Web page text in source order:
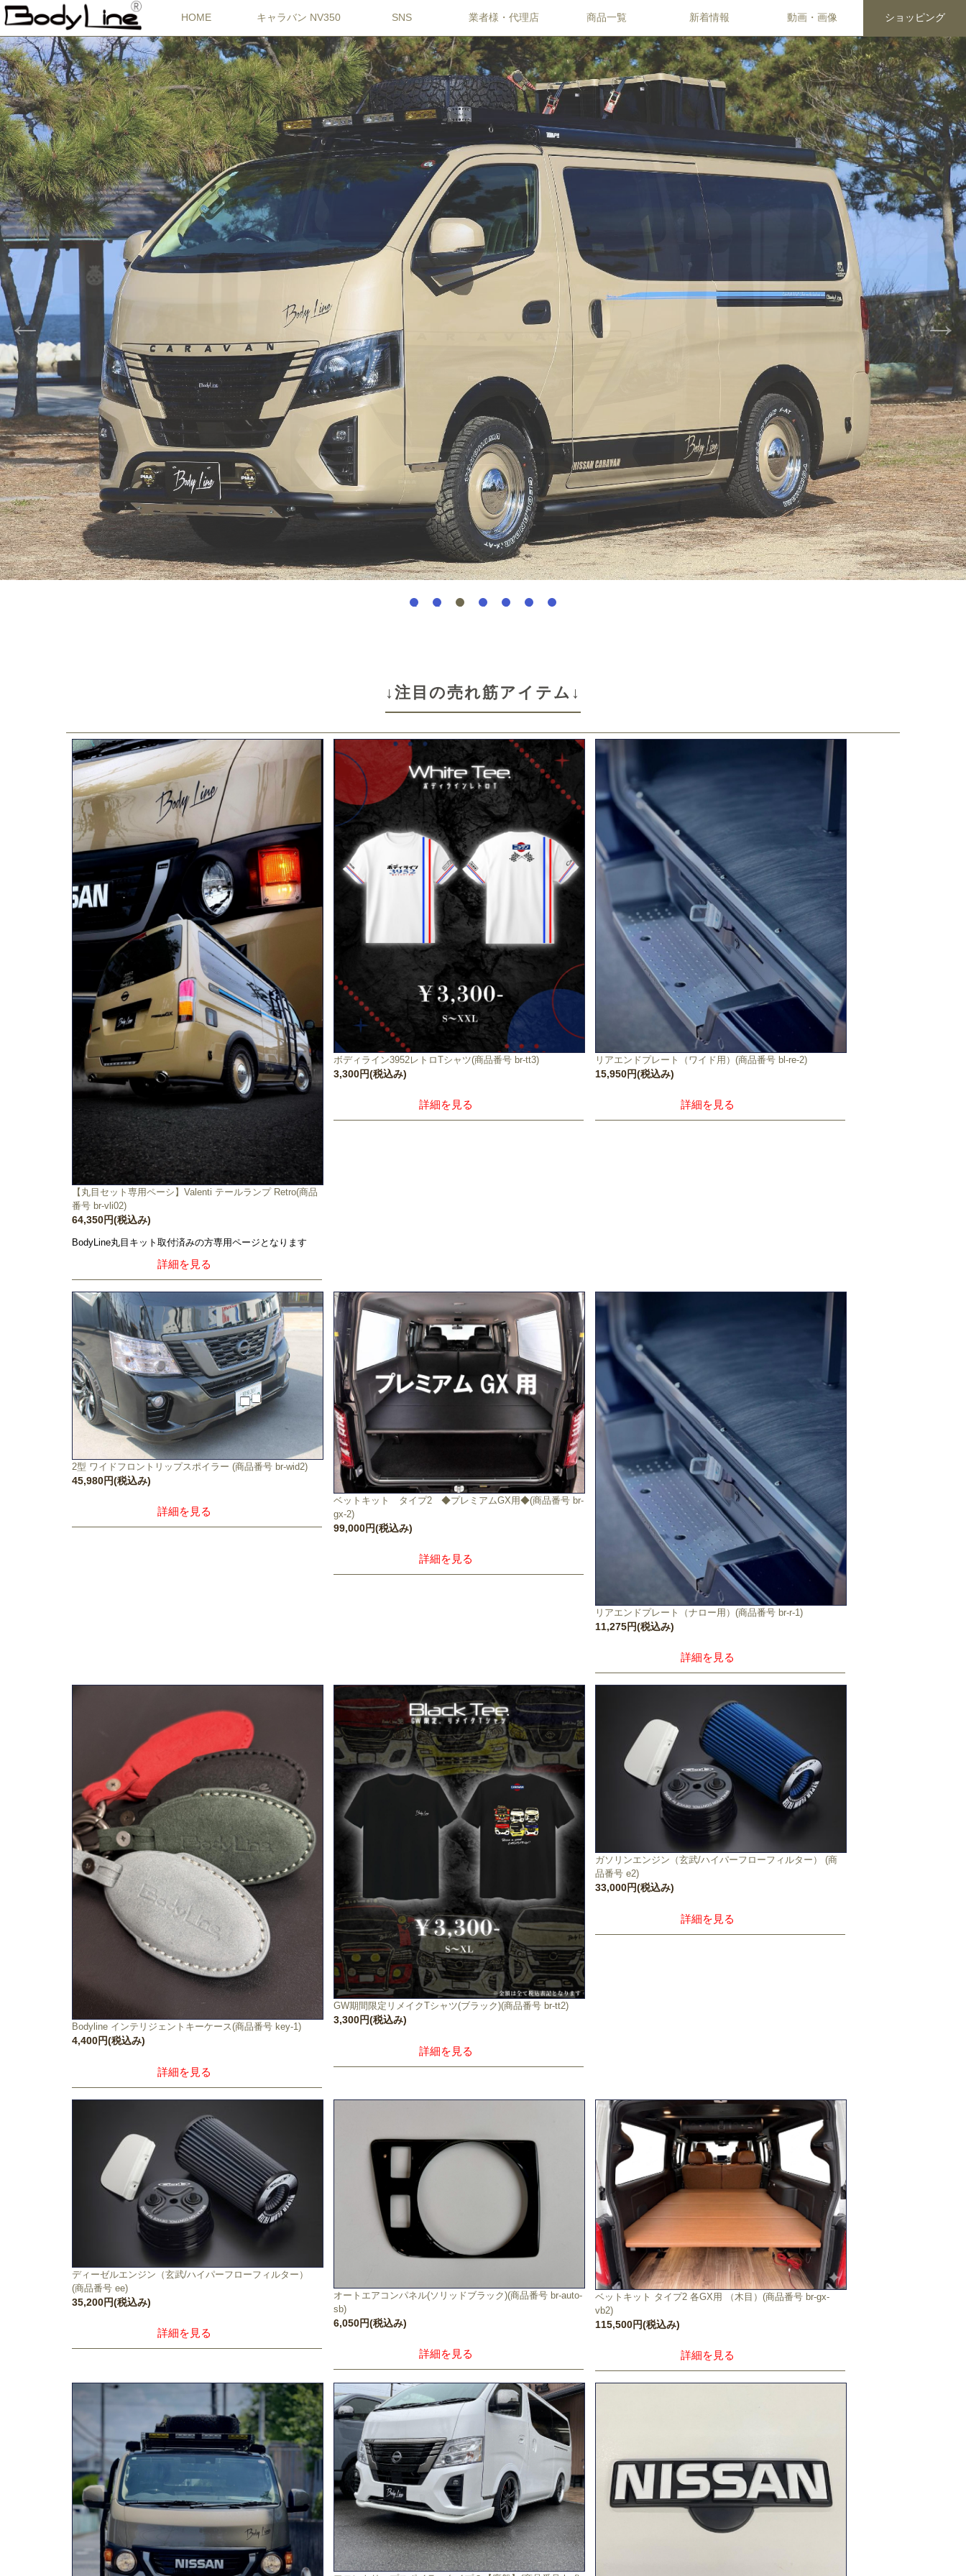
HOME キャラバン NV350 SNS 業者様・代理店 商品一覧 新着情報 動画・画像 ショッピング
1 2 3 4 5 6 7
↓注目の売れ筋アイテム↓
【丸目セット専用ペーシ】Valenti テールランプ Retro(商品
番号 br-vli02)
64,350円(税込み)
BodyLine丸目キット取付済みの方専用ページとなります
詳細を見る
ボディライン3952レトロTシャツ(商品番号 br-tt3)
3,300円(税込み)
詳細を見る
リアエンドプレート（ワイド用）(商品番号 bl-re-2)
15,950円(税込み)
詳細を見る
2型 ワイドフロントリップスポイラー (商品番号 br-wid2)
45,980円(税込み)
詳細を見る
ベットキット タイプ2 ◆プレミアムGX用◆(商品番号 br-
gx-2)
99,000円(税込み)
詳細を見る
リアエンドプレート（ナロー用）(商品番号 br-r-1)
11,275円(税込み)
詳細を見る
Bodyline インテリジェントキーケース(商品番号 key-1)
4,400円(税込み)
詳細を見る
GW期間限定リメイクTシャツ(ブラック)(商品番号 br-tt2)
3,300円(税込み)
詳細を見る
ガソリンエンジン（玄武/ハイパーフローフィルター） (商
品番号 e2)
33,000円(税込み)
詳細を見る
ディーゼルエンジン（玄武/ハイパーフローフィルター）
(商品番号 ee)
35,200円(税込み)
詳細を見る
オートエアコンパネル(ソリッドブラック)(商品番号 br-auto-
sb)
6,050円(税込み)
詳細を見る
ベットキット タイプ2 各GX用 （木目）(商品番号 br-gx-
vb2)
115,500円(税込み)
詳細を見る